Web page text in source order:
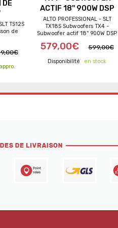
DE
TS12S
de
ACTIF 18'' 900W DSP
ALTO PROFESSIONAL - SLT
TX18S Subwoofers TX4 -
Subwoofer actif 18'' 900W DSP
579,00€ 599,00€
en stock
frais de port offerts